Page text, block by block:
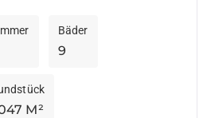
9
Bäder
M²